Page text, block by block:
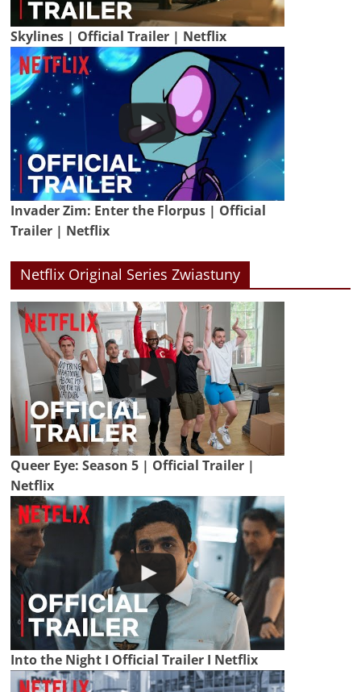
Skylines | Official Trailer | Netflix
Invader Zim: Enter the Florpus | Official
Trailer | Netflix
Netflix Original Series Zwiastuny
Queer Eye: Season 5 | Official Trailer |
Netflix
Into the Night I Official Trailer I Netflix